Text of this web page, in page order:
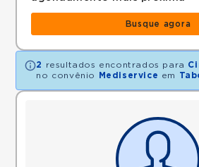
Busque agora
2 resultados encontrados para
no convênio
Mediservice em